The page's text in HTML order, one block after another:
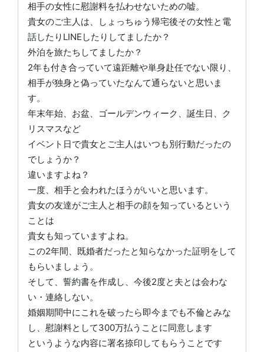
相手の女性に慰謝料を払わせないための嘘。
貴女のご主人は、しょっちゅう帰宅後その女性と電
話したりLINEしたりしてましたか？
外泊を旅たちしてましたか？
2年も付き合っていて遠距離や単身赴任でない限り、
相手が独身と偽っていたなんて通らないと思いま
す。
年末年始、お盆、ゴールデンウィーク、誕生日、ク
リスマスなど
イベント日で貴女とご主人はいつも別行動だったの
でしょうか？
違いますよね？
一度、相手と会われたほうがいいと思います。
貴女の友達がご主人と相手の顔を知っているという
ことは
貴女も知っていますよね。
この2年間、既婚者だったと知らなかった証明をして
もらいましょう。
そして、誓約書を作成し、今後2度と夫とは会わな
い・連絡しない。
婚姻期間中にこれを破ったら即今までも不倫とみな
し、慰謝料として300万払うことに同意します
というような内容に署名捺印してもらうことです